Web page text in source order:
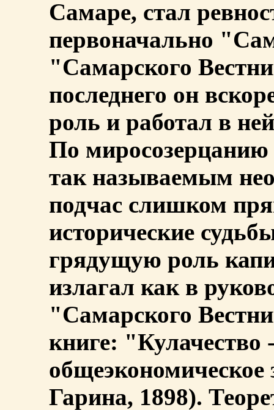
Самаре, стал
первоначально
"Самарского
последнего он
роль и работал в
По
так называемым
подчас слишком
исторические
грядущую роль
излагал как в
"Самарского
книге: "Кулачество
общеэкономическое
Гарина, 1898).